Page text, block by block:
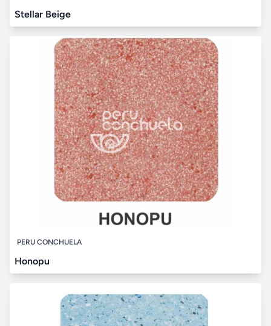
Stellar Beige
PERU CONCHUELA
Honopu